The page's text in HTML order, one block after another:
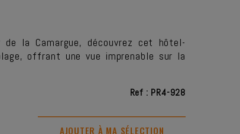
la Camargue, découvrez cet hôtel-
offrant une vue imprenable sur la
Ref : PR4-928
AJOUTER À MA SÉLECTION